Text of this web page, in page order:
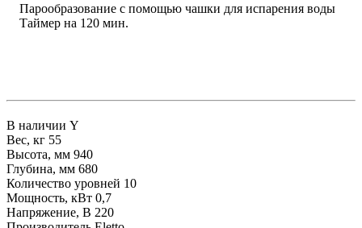
Парообразование с помощью чашки для испарения воды
Таймер на 120 мин.
В наличии Y
Вес, кг 55
Высота, мм 940
Глубина, мм 680
Количество уровней 10
Мощность, кВт 0,7
Напряжение, В 220